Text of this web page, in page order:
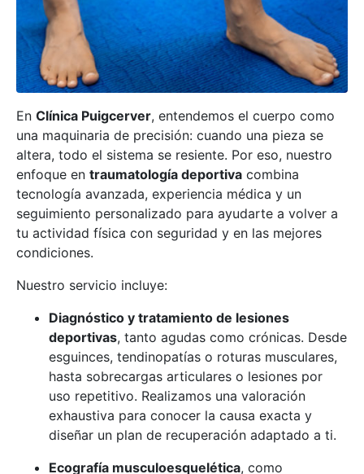
En Clínica Puigcerver, entendemos el cuerpo como
una maquinaria de precisión: cuando una pieza se
altera, todo el sistema se resiente. Por eso, nuestro
enfoque en traumatología deportiva combina
tecnología avanzada, experiencia médica y un
seguimiento personalizado para ayudarte a volver a
tu actividad física con seguridad y en las mejores
condiciones.
Nuestro servicio incluye:
Diagnóstico y tratamiento de lesiones
deportivas, tanto agudas como crónicas. Desde
esguinces, tendinopatías o roturas musculares,
hasta sobrecargas articulares o lesiones por
uso repetitivo. Realizamos una valoración
exhaustiva para conocer la causa exacta y
diseñar un plan de recuperación adaptado a ti.
Ecografía musculoesquelética, como